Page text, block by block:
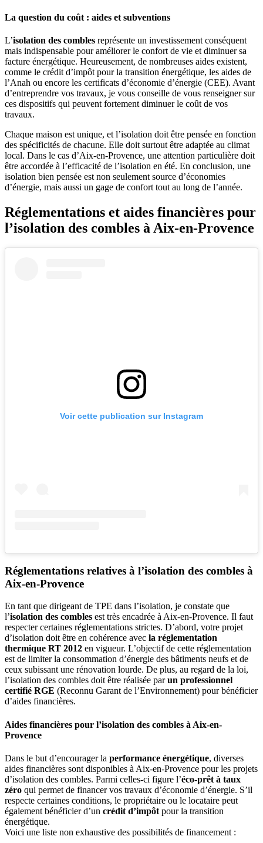
La question du coût : aides et subventions
L’isolation des combles représente un investissement conséquent
mais indispensable pour améliorer le confort de vie et diminuer sa
facture énergétique. Heureusement, de nombreuses aides existent,
comme le crédit d’impôt pour la transition énergétique, les aides de
l’Anah ou encore les certificats d’économie d’énergie (CEE). Avant
d’entreprendre vos travaux, je vous conseille de vous renseigner sur
ces dispositifs qui peuvent fortement diminuer le coût de vos
travaux.
Chaque maison est unique, et l’isolation doit être pensée en fonction
des spécificités de chacune. Elle doit surtout être adaptée au climat
local. Dans le cas d’Aix-en-Provence, une attention particulière doit
être accordée à l’efficacité de l’isolation en été. En conclusion, une
isolation bien pensée est non seulement source d’économies
d’énergie, mais aussi un gage de confort tout au long de l’année.
Réglementations et aides financières pour
l’isolation des combles à Aix-en-Provence
Voir cette publication sur Instagram
Réglementations relatives à l’isolation des combles à
Aix-en-Provence
En tant que dirigeant de TPE dans l’isolation, je constate que
l’isolation des combles est très encadrée à Aix-en-Provence. Il faut
respecter certaines réglementations strictes. D’abord, votre projet
d’isolation doit être en cohérence avec la réglementation
thermique RT 2012 en vigueur. L’objectif de cette réglementation
est de limiter la consommation d’énergie des bâtiments neufs et de
ceux subissant une rénovation lourde. De plus, au regard de la loi,
l’isolation des combles doit être réalisée parun professionnel
certifié RGE (Reconnu Garant de l’Environnement) pour bénéficier
d’aides financières.
Aides financières pour l’isolation des combles à Aix-en-
Provence
Dans le but d’encourager la performance énergétique, diverses
aides financières sont disponibles à Aix-en-Provence pour les projets
d’isolation des combles. Parmi celles-ci figure l’éco-prêt à taux
zéro qui permet de financer vos travaux d’économie d’énergie. S’il
respecte certaines conditions, le propriétaire ou le locataire peut
également bénéficier d’un crédit d’impôt pour la transition
énergétique.
Voici une liste non exhaustive des possibilités de financement :